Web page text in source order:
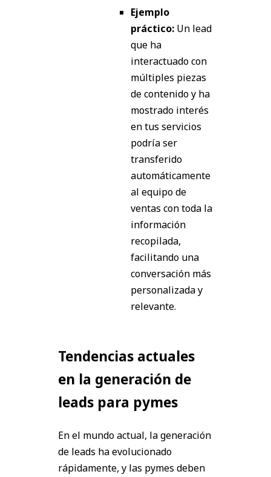
Ejemplo
práctico: Un lead
que ha
interactuado con
múltiples piezas
de contenido y ha
mostrado interés
en tus servicios
podría ser
transferido
automáticamente
al equipo de
ventas con toda la
información
recopilada,
facilitando una
conversación más
personalizada y
relevante.
Tendencias actuales
en la generación de
leads para pymes
En el mundo actual, la generación
de leads ha evolucionado
rápidamente, y las pymes deben